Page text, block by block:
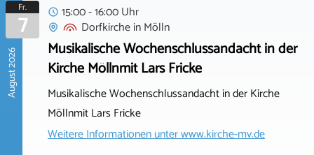
August 2026
Fr.
7
15:00 - 16:00 Uhr
DorfkircheinMölln
Musikalische Wochenschlussandacht in der
Kirche Möllnmit Lars Fricke
Musikalische Wochenschlussandacht in der Kirche
Möllnmit Lars Fricke
Weitere Informationen unterwww.kirche-mv.de